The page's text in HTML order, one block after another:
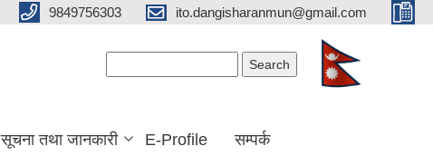
9849756303 ito.dangisharanmun@gmail.com
सूचना तथा जानकारी E-Profile सम्पर्क